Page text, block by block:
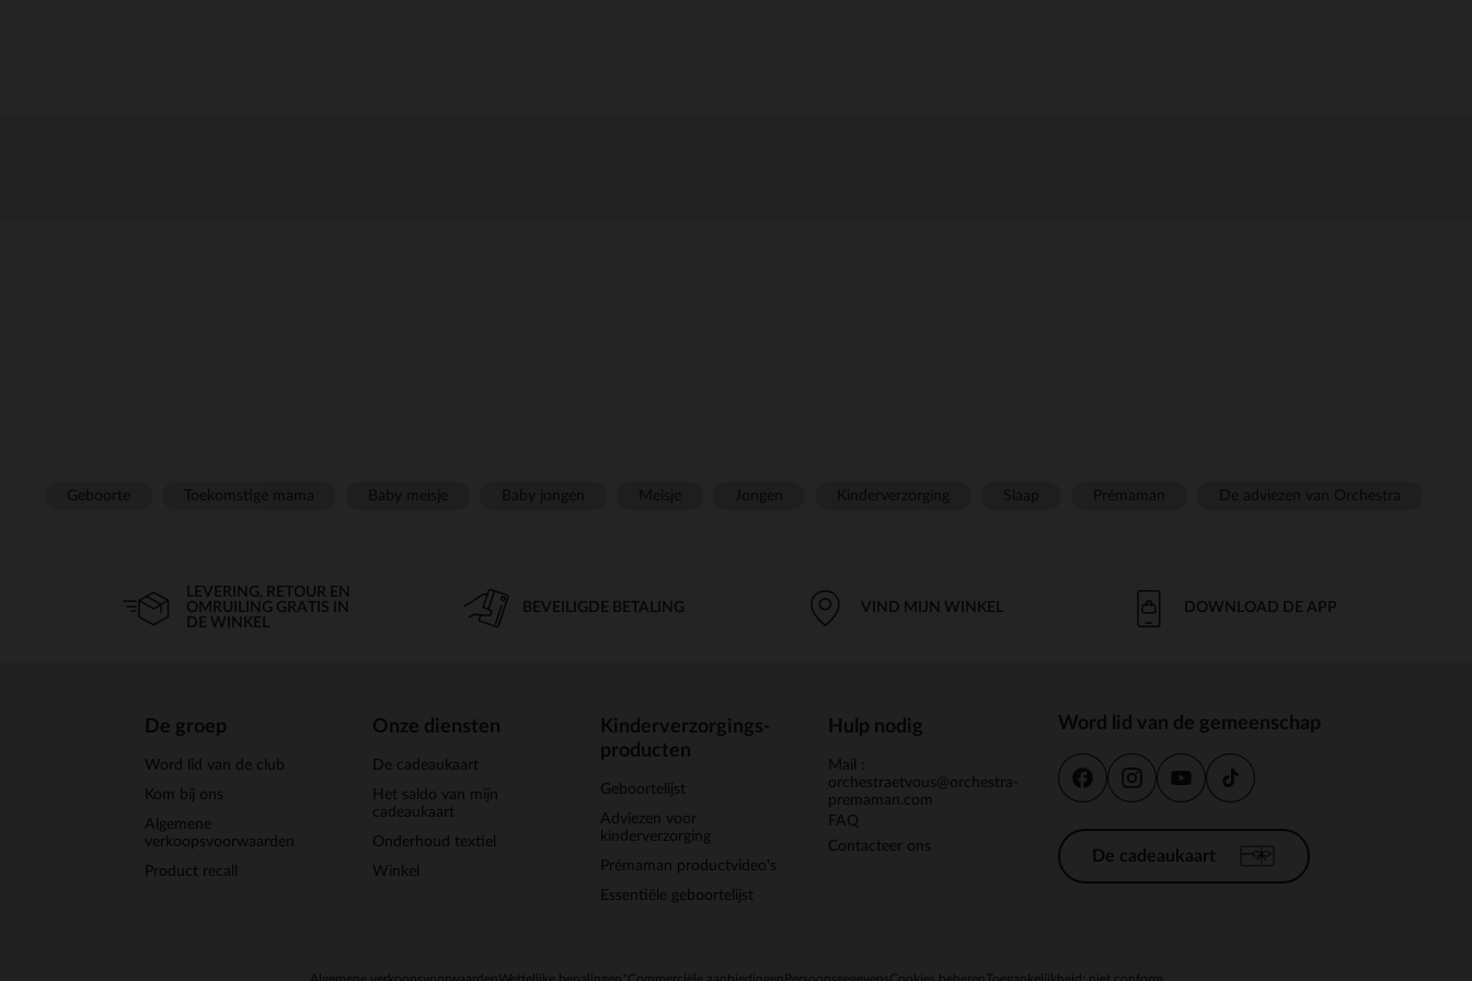
LEVERING, RETOUR EN
OMRUILING GRATIS IN
DE WINKEL
BEVEILIGDE BETALING VIND MIJN WINKEL DOWNLOAD DE APP
De groep
Word lid van de club
Kom bij ons
Algemene
verkoopsvoorwaarden
Product recall
Onze diensten
De cadeaukaart
Het saldo van mijn
cadeaukaart
Onderhoud textiel
Winkel
Kinderverzorgings-
producten
Geboortelijst
Adviezen voor
kinderverzorging
Prémaman productvideo's
Essentiële geboortelijst
Hulp nodig
Mail :
orchestraetvous@orchestra-
premaman.com
FAQ
Contacteer ons
Word lid van de gemeenschap
De cadeaukaart